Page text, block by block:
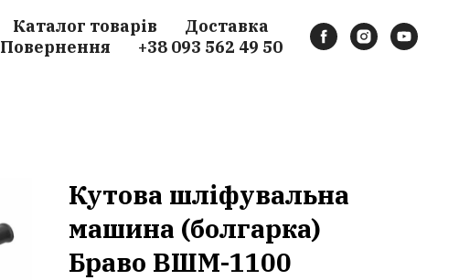
Каталог товарів
Доставка
Повернення
+38 093 562 49 50
Кутова шліфувальна
машина (болгарка)
Браво ВШМ-1100